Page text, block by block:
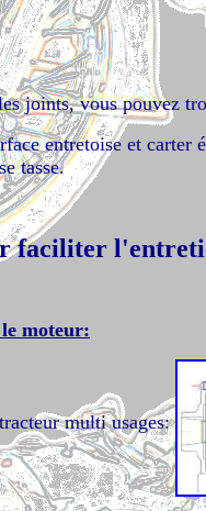
joints, vous pouvez
entretoise et carter
tasse.
faciliter
moteur:
multi usages: